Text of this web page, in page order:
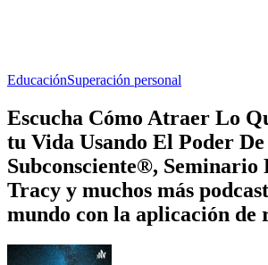
EducaciónSuperación personal
Escucha Cómo Atraer Lo
tu Vida Usando El Poder
Subconsciente®, Seminario
Tracy y muchos más
mundo con la aplicación de